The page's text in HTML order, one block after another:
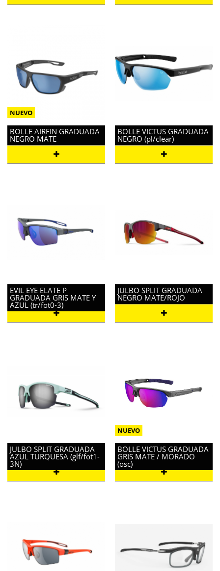
BOLLE AIRFIN GRADUADA
NEGRO MATE
BOLLE VICTUS GRADUADA
NEGRO (pl/clear)
EVIL EYE ELATE P
GRADUADA GRIS MATE Y
AZUL (tr/fot0-3)
JULBO SPLIT GRADUADA
NEGRO MATE/ROJO
JULBO SPLIT GRADUADA
AZUL TURQUESA (glf/fot1-
3N)
BOLLE VICTUS GRADUADA
GRIS MATE / MORADO
(osc)